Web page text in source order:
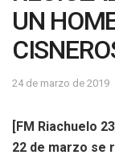
UN
24 de marzo de 2019
[FM Riachuelo
22 de marzo se